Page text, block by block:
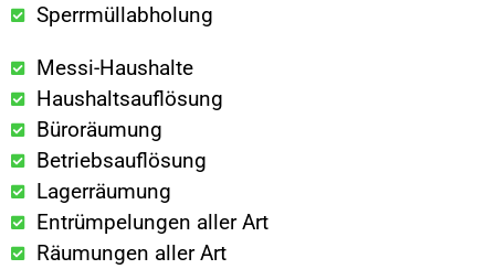
Sperrmüllabholung
Messi-Haushalte
Haushaltsauflösung
Büroräumung
Betriebsauflösung
Lagerräumung
Entrümpelungen aller Art
Räumungen aller Art